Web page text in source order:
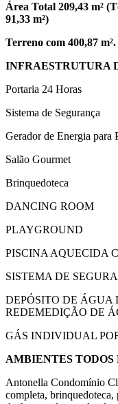
Área Total 209,43 m²
91,33 m²)
Terreno com 400,87 m².
INFRAESTRUTURA
Portaria 24 Horas
Sistema de Segurança
Gerador de Energia para
Salão Gourmet
Brinquedoteca
DANCING ROOM
PLAYGROUND
PISCINA AQUECIDA
SISTEMA DE
DEPÓSITO DE ÁGUA
REDEMEDIÇÃO DE
GÁS INDIVIDUAL
AMBIENTES
Antonella Condomínio
completa,